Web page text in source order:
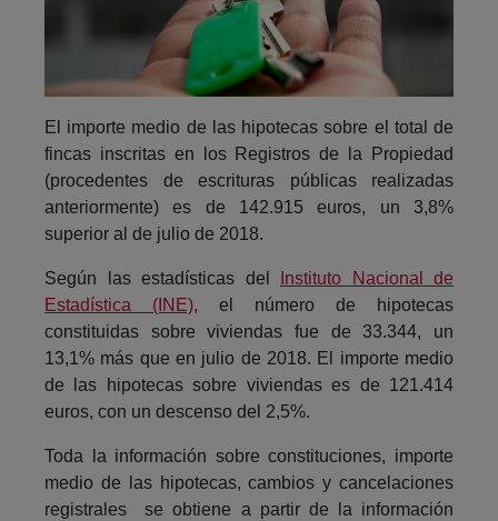
El importe medio de las hipotecas sobre el total de
fincas inscritas en los Registros de la Propiedad
(procedentes de escrituras públicas realizadas
anteriormente) es de 142.915 euros, un 3,8%
superior al de julio de 2018.
Según las estadísticas del
Instituto Nacional de
Estadística (INE), el número de hipotecas
constituidas sobre viviendas fue de 33.344, un
13,1% más que en julio de 2018. El importe medio
de las hipotecas sobre viviendas es de 121.414
euros, con un descenso del 2,5%.
Toda la información sobre constituciones, importe
medio de las hipotecas, cambios y cancelaciones
registrales se obtiene a partir de la información